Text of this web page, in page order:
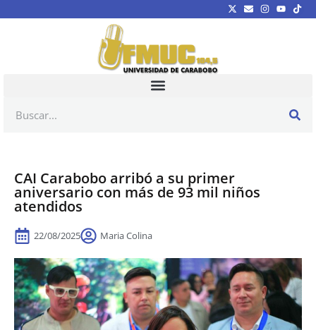
CAI Carabobo arribó a su primer
aniversario con más de 93 mil niños
atendidos
22/08/2025 Maria Colina